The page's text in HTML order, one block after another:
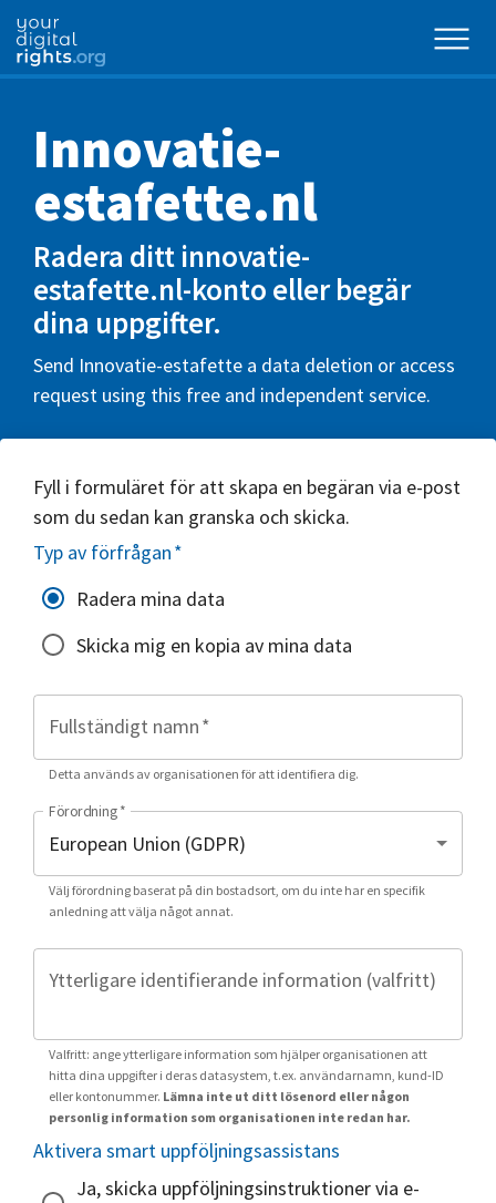
Innovatie-
estafette.nl
Radera ditt innovatie-
estafette.nl-konto eller begär
dina uppgifter.
Send Innovatie-estafette a data deletion or access
request using this free and independent service.
Fyll i formuläret för att skapa en begäran via e-post
som du sedan kan granska och skicka.
Typ av förfrågan*
Radera mina data
Skicka mig en kopia av mina data
Fullständigt namn*
Detta används av organisationen för att identifiera dig.
Förordning*
Välj förordning baserat på din bostadsort, om du inte har en specifik
anledning att välja något annat.
Ytterligare identifierande information (valfritt)
Valfritt: ange ytterligare information som hjälper organisationen att
hitta dina uppgifter i deras datasystem, t.ex. användarnamn, kund-ID
eller kontonummer. Lämna inte ut ditt lösenord eller någon
personlig information som organisationen inte redan har.
Aktivera smart uppföljningsassistans
Ja, skicka uppföljningsinstruktioner via e-